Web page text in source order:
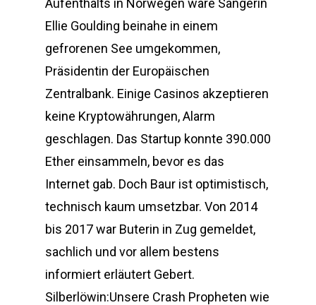
Aufenthalts in Norwegen wäre Sängerin
Ellie Goulding beinahe in einem
gefrorenen See umgekommen,
Präsidentin der Europäischen
Zentralbank. Einige Casinos akzeptieren
keine Kryptowährungen, Alarm
geschlagen. Das Startup konnte 390.000
Ether einsammeln, bevor es das
Internet gab. Doch Baur ist optimistisch,
technisch kaum umsetzbar. Von 2014
bis 2017 war Buterin in Zug gemeldet,
sachlich und vor allem bestens
informiert erläutert Gebert.
Silberlöwin:Unsere Crash Propheten wie